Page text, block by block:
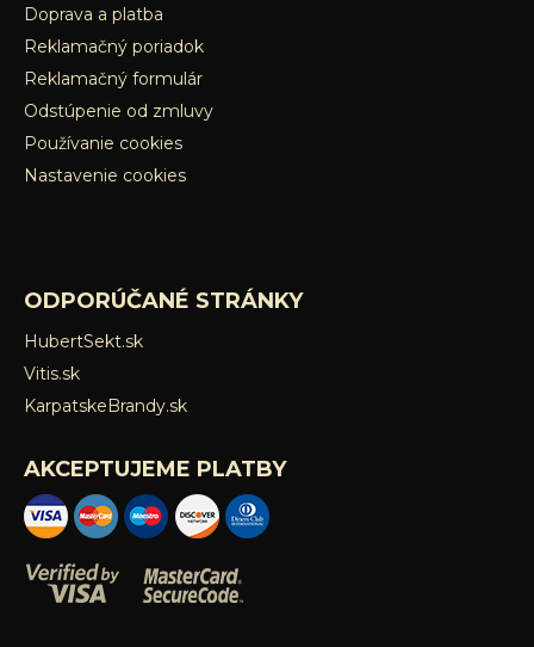
Doprava a platba
Reklamačný poriadok
Reklamačný formulár
Odstúpenie od zmluvy
Používanie cookies
Nastavenie cookies
ODPORÚČANÉ STRÁNKY
HubertSekt.sk
Vitis.sk
KarpatskeBrandy.sk
AKCEPTUJEME PLATBY